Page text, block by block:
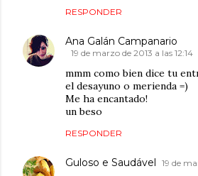
RESPONDER
Ana Galán Campanario
19 de marzo de 2013 a las 12:14
mmm como bien dice tu
el desayuno o merienda =)
Me ha encantado!
un beso
RESPONDER
Guloso e Saudável 19 de